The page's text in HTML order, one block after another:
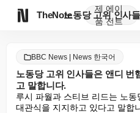
TheNote
제
품
에이
전트
BBC News | News 한국어
노동당 고위 인사들은 앤디 번
고 말합니다.
루시 파월과 스티브 리드는 노
대관식을 지지하고 있다고 말합